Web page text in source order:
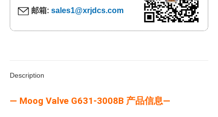
邮箱: sales1@xrjdcs.com
Description
— Moog Valve G631-3008B 产品信息—